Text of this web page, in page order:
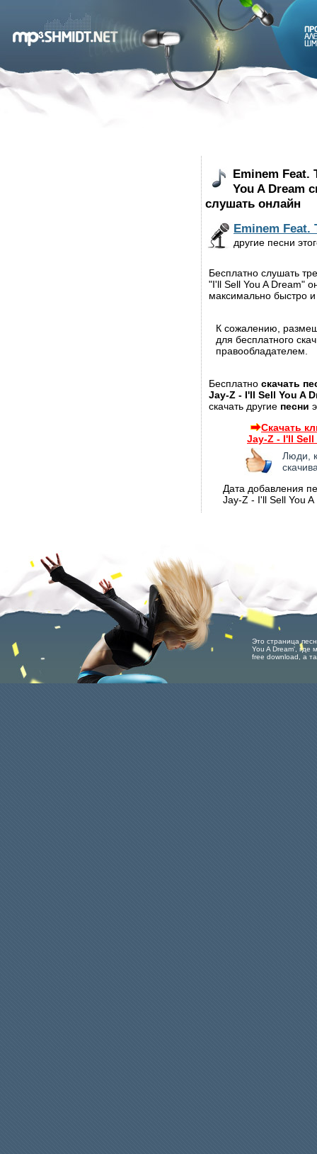
Eminem Feat.
You A Dream
слушать онлайн
Eminem Feat.
другие песни
Бесплатно слушать
"I'll Sell You A Dream"
максимально быстро
К сожалению,
для бесплатного
правообладателем.
Бесплатно скачать
Jay-Z - I'll Sell You A
скачать другие песни
Скачать
Jay-Z - I'll Sell
Люди,
Дата добавления
Jay-Z - I'll Sell You
Это страница
You A Dream', где
free download, а